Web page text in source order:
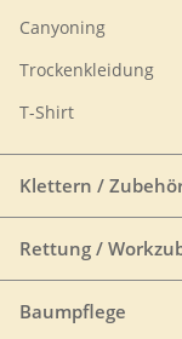
Canyoning
Trockenkleidung
T-Shirt
Klettern /
Rettung /
Baumpflege